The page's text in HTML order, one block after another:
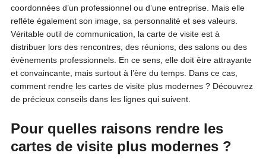
coordonnées d’un professionnel ou d’une entreprise. Mais elle
reflète également son image, sa personnalité et ses valeurs.
Véritable outil de communication, la carte de visite est à
distribuer lors des rencontres, des réunions, des salons ou des
évènements professionnels. En ce sens, elle doit être attrayante
et convaincante, mais surtout à l’ère du temps. Dans ce cas,
comment rendre les cartes de visite plus modernes ? Découvrez
de précieux conseils dans les lignes qui suivent.
Pour quelles raisons rendre les
cartes de visite plus modernes ?